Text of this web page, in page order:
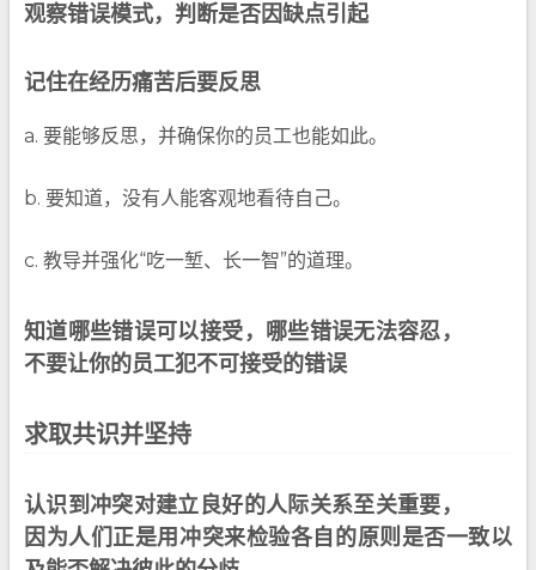
观察错误模式，判断是否因缺点引起
记住在经历痛苦后要反思
a. 要能够反思，并确保你的员工也能如此。
b. 要知道，没有人能客观地看待自己。
c. 教导并强化“吃一堑、长一智”的道理。
知道哪些错误可以接受，哪些错误无法容忍，
不要让你的员工犯不可接受的错误
求取共识并坚持
认识到冲突对建立良好的人际关系至关重要，
因为人们正是用冲突来检验各自的原则是否一致以